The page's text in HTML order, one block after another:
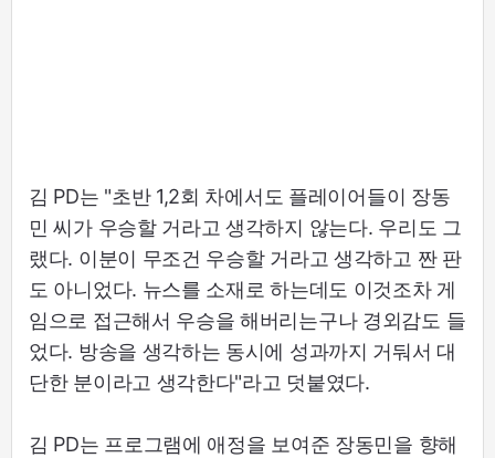
김 PD는 "초반 1,2회 차에서도 플레이어들이 장동
민 씨가 우승할 거라고 생각하지 않는다. 우리도 그
랬다. 이분이 무조건 우승할 거라고 생각하고 짠 판
도 아니었다. 뉴스를 소재로 하는데도 이것조차 게
임으로 접근해서 우승을 해버리는구나 경외감도 들
었다. 방송을 생각하는 동시에 성과까지 거둬서 대
단한 분이라고 생각한다"라고 덧붙였다.
김 PD는 프로그램에 애정을 보여준 장동민을 향해